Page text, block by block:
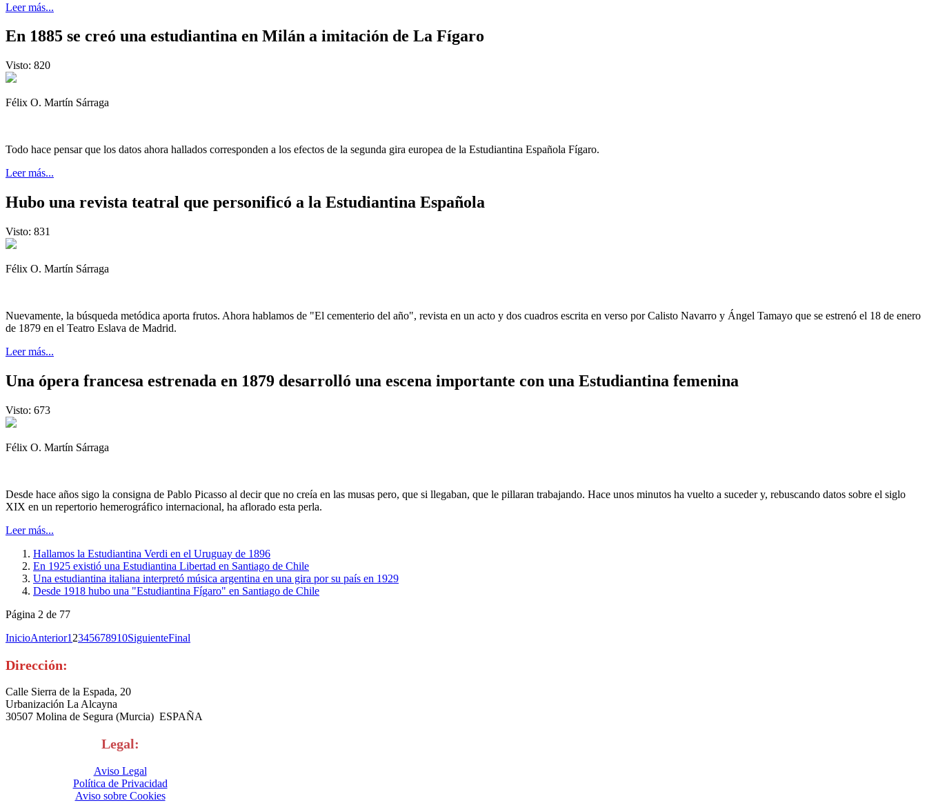
Leer más...
En 1885 se creó una estudiantina en Milán a imitación de La Fígaro
Visto: 820
Félix O. Martín Sárraga
Todo hace pensar que los datos ahora hallados corresponden a los efectos de la segunda gira europea de la Estudiantina Española Fígaro.
Leer más...
Hubo una revista teatral que personificó a la Estudiantina Española
Visto: 831
Félix O. Martín Sárraga
Nuevamente, la búsqueda metódica aporta frutos. Ahora hablamos de "El cementerio del año", revista en un acto y dos cuadros escrita en verso por Calisto Navarro y Ángel Tamayo que se estrenó el 18 de enero
de 1879 en el Teatro Eslava de Madrid.
Leer más...
Una ópera francesa estrenada en 1879 desarrolló una escena importante con una Estudiantina femenina
Visto: 673
Félix O. Martín Sárraga
Desde hace años sigo la consigna de Pablo Picasso al decir que no creía en las musas pero, que si llegaban, que le pillaran trabajando. Hace unos minutos ha vuelto a suceder y, rebuscando datos sobre el siglo
XIX en un repertorio hemerográfico internacional, ha aflorado esta perla.
Leer más...
Hallamos la Estudiantina Verdi en el Uruguay de 1896
En 1925 existió una Estudiantina Libertad en Santiago de Chile
Una estudiantina italiana interpretó música argentina en una gira por su país en 1929
Desde 1918 hubo una "Estudiantina Fígaro" en Santiago de Chile
Página 2 de 77
InicioAnterior1 2345678910SiguienteFinal
Dirección:
Calle Sierra de la Espada, 20
Urbanización La Alcayna
30507 Molina de Segura (Murcia) ESPAÑA
Legal:
Aviso Legal
Política de Privacidad
Aviso sobre Cookies